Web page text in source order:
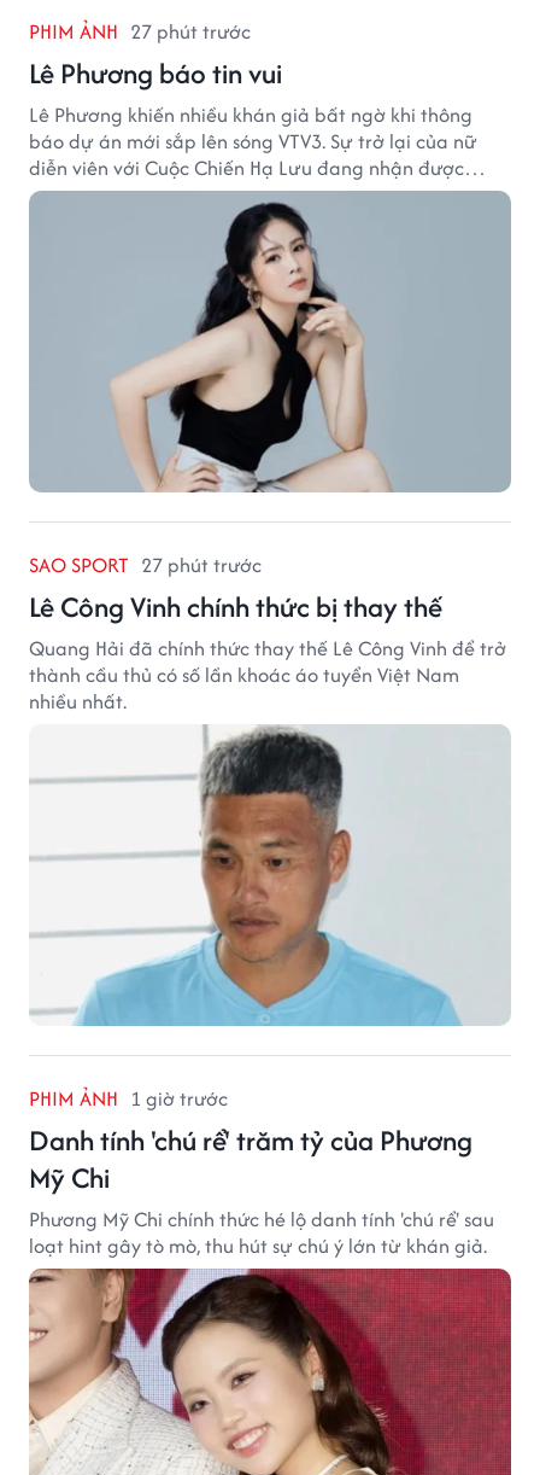
PHIM ẢNH 27 phút trước
Lê Phương báo tin vui
Lê Phương khiến nhiều khán giả bất ngờ khi thông
báo dự án mới sắp lên sóng VTV3. Sự trở lại của nữ
diễn viên với Cuộc Chiến Hạ Lưu đang nhận được
nhiều sự quan tâm.
SAO SPORT 27 phút trước
Lê Công Vinh chính thức bị thay thế
Quang Hải đã chính thức thay thế Lê Công Vinh để trở
thành cầu thủ có số lần khoác áo tuyển Việt Nam
nhiều nhất.
PHIM ẢNH 1 giờ trước
Danh tính 'chú rể' trăm tỷ của Phương
Mỹ Chi
Phương Mỹ Chi chính thức hé lộ danh tính 'chú rể' sau
loạt hint gây tò mò, thu hút sự chú ý lớn từ khán giả.